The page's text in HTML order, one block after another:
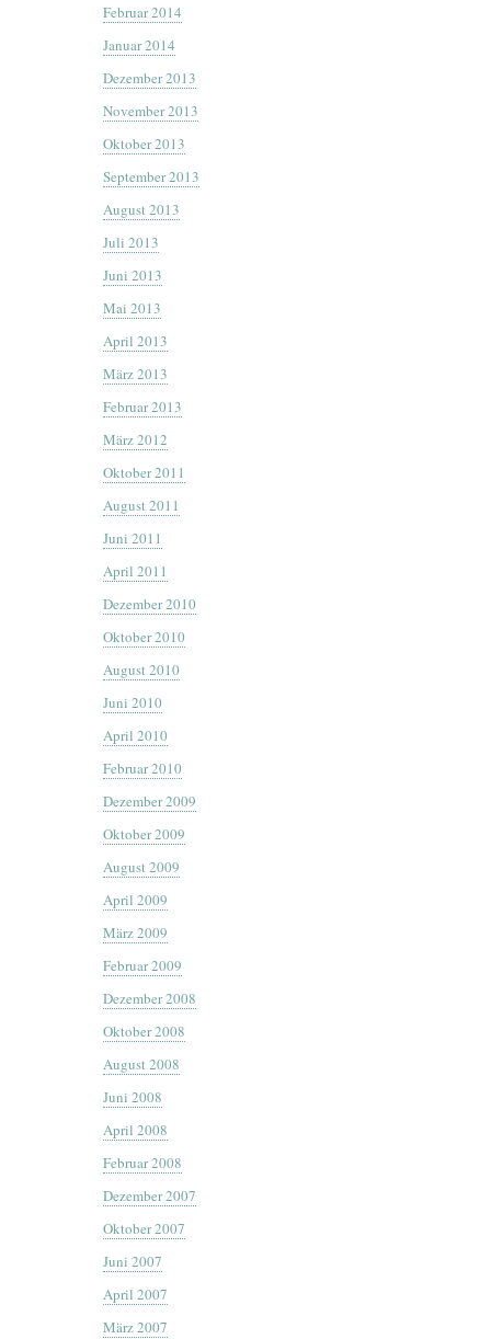
Februar 2014
Januar 2014
Dezember 2013
November 2013
Oktober 2013
September 2013
August 2013
Juli 2013
Juni 2013
Mai 2013
April 2013
März 2013
Februar 2013
März 2012
Oktober 2011
August 2011
Juni 2011
April 2011
Dezember 2010
Oktober 2010
August 2010
Juni 2010
April 2010
Februar 2010
Dezember 2009
Oktober 2009
August 2009
April 2009
März 2009
Februar 2009
Dezember 2008
Oktober 2008
August 2008
Juni 2008
April 2008
Februar 2008
Dezember 2007
Oktober 2007
Juni 2007
April 2007
März 2007